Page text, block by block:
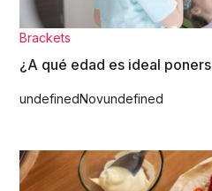
Brackets
¿A qué edad es ideal
undefinedNovundefined